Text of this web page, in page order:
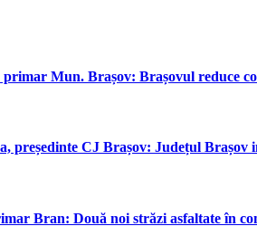
Mun. Brașov: Brașovul reduce
președinte CJ Brașov: Județul Brașov
Bran: Două noi străzi asfaltate în